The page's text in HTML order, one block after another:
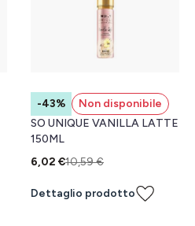
-43%
Non disponibile
SO UNIQUE VANILLA LATTE
150ML
6,02 €10,59 €
Dettaglio prodotto